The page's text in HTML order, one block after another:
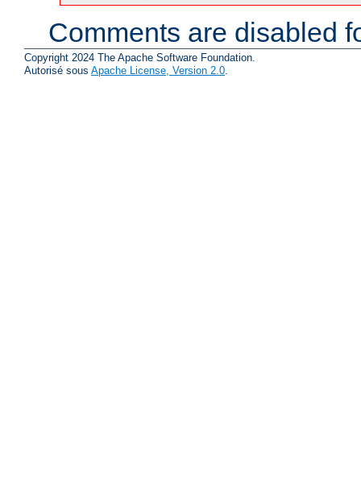
Comments are disabled
Copyright 2024 The Apache Software Foundation.
Autorisé sous Apache License, Version 2.0